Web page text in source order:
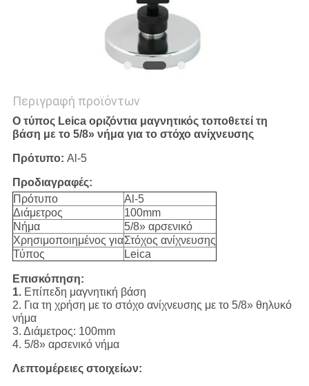
Περιγραφή προϊόντων
Ο τύπος Leica οριζόντια μαγνητικός τοποθετεί τη
βάση με το 5/8» νήμα για το στόχο ανίχνευσης
Πρότυπο: Al-5
Προδιαγραφές:
Πρότυπο
Al-5
Διάμετρος
100mm
Νήμα
5/8» αρσενικό
Χρησιμοποιημένος γιαΣτόχος ανίχνευσης
Τύπος
Leica
Επισκόπηση:
1. Επίπεδη μαγνητική βάση
2. Για τη χρήση με το στόχο ανίχνευσης με το 5/8» θηλυκό
νήμα
3. Διάμετρος: 100mm
4. 5/8» αρσενικό νήμα
Λεπτομέρειες στοιχείων: